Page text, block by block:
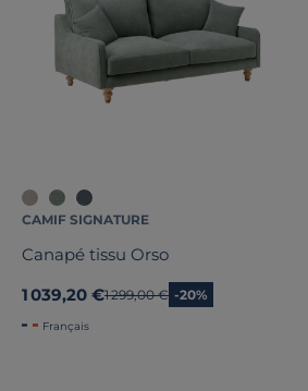
CAMIF SIGNATURE
Canapé tissu Orso
1 039,20 €Ancien prix
1 299,00 € -20%
Français